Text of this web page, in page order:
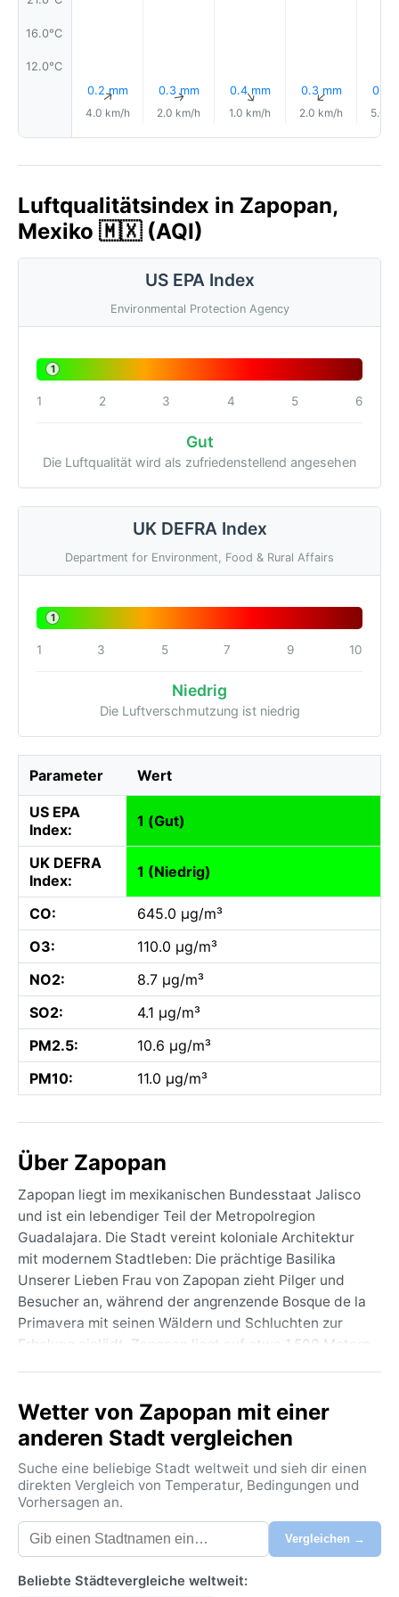
16.0°C
12.0°C
0.2 mm
↑
4.0 km/h
0.3 mm
↑
2.0 km/h
0.4 mm
↑
1.0 km/h
0.3 mm
↑
2.0 km/h
0.4
5.0
Luftqualitätsindex in Zapopan,
Mexiko 🇲🇽 (AQI)
US EPA Index
Environmental Protection Agency
1
1 2 3 4 5 6
Gut
Die Luftqualität wird als zufriedenstellend angesehen
UK DEFRA Index
Department for Environment, Food & Rural Affairs
1
1 3 5 7 9 10
Niedrig
Die Luftverschmutzung ist niedrig
Parameter Wert
US EPA
Index:
1 (Gut)
UK DEFRA
Index:
1 (Niedrig)
CO:
645.0 µg/m³
O3:
110.0 µg/m³
NO2:
8.7 µg/m³
SO2:
4.1 µg/m³
PM2.5:
10.6 µg/m³
PM10:
11.0 µg/m³
Über Zapopan
Zapopan liegt im mexikanischen Bundesstaat Jalisco
und ist ein lebendiger Teil der Metropolregion
Guadalajara. Die Stadt vereint koloniale Architektur
mit modernem Stadtleben: Die prächtige Basilika
Unserer Lieben Frau von Zapopan zieht Pilger und
Besucher an, während der angrenzende Bosque de la
Primavera mit seinen Wäldern und Schluchten zur
Erholung einlädt. Zapopan liegt auf etwa 1.500 Metern
Atmosphäre ist geprägt von einer Mischung aus
Tradition und urbanem Puls – Märkte, Museen und
Parks bestimmen das Bild.
Das Klima in Zapopan wird nach Köppen als Cwa
klassifiziert: feucht-subtropisch mit trockenem
Winter. Die Sommer von Juni bis September sind heiß
und regenreich, mit durchschnittlichen Höchstwerten
Niederschläge konzentrieren sich auf diese Monate,
Wetter von Zapopan mit einer
anderen Stadt vergleichen
Suche eine beliebige Stadt weltweit und sieh dir einen
direkten Vergleich von Temperatur, Bedingungen und
Vorhersagen an.
Vergleichen →
Beliebte Städtevergleiche weltweit: